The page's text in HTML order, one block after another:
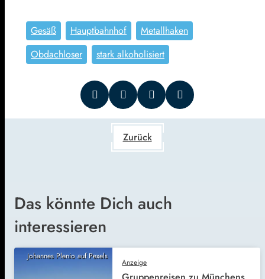
Gesäß Hauptbahnhof
Metallhaken
Obdachloser
stark alkoholisiert
Zurück
Das könnte Dich auch
interessieren
Johannes Plenio auf Pexels
Anzeige